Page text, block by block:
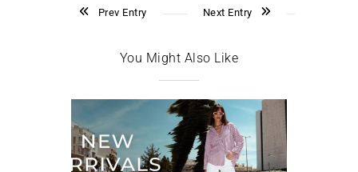
Prev Entry Next Entry
You Might Also Like